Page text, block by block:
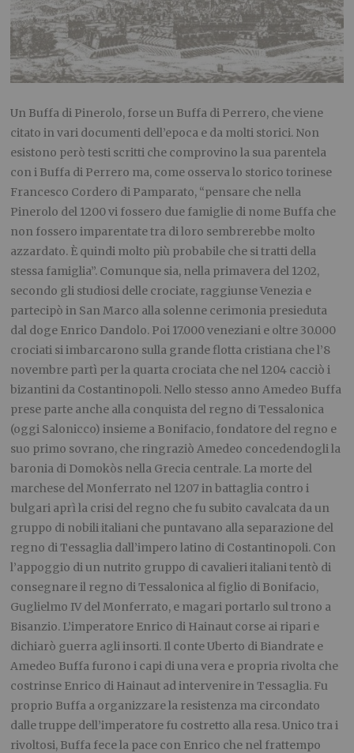
Un Buffa di Pinerolo, forse un Buffa di Perrero, che viene
citato in vari documenti dell’epoca e da molti storici. Non
esistono però testi scritti che comprovino la sua parentela
con i Buffa di Perrero ma, come osserva lo storico torinese
Francesco Cordero di Pamparato, “pensare che nella
Pinerolo del 1200 vi fossero due famiglie di nome Buffa che
non fossero imparentate tra di loro sembrerebbe molto
azzardato. È quindi molto più probabile che si tratti della
stessa famiglia”. Comunque sia, nella primavera del 1202,
secondo gli studiosi delle crociate, raggiunse Venezia e
partecipò in San Marco alla solenne cerimonia presieduta
dal doge Enrico Dandolo. Poi 17.000 veneziani e oltre 30.000
crociati si imbarcarono sulla grande flotta cristiana che l’8
novembre partì per la quarta crociata che nel 1204 cacciò i
bizantini da Costantinopoli. Nello stesso anno Amedeo Buffa
prese parte anche alla conquista del regno di Tessalonica
(oggi Salonicco) insieme a Bonifacio, fondatore del regno e
suo primo sovrano, che ringraziò Amedeo concedendogli la
baronia di Domokòs nella Grecia centrale. La morte del
marchese del Monferrato nel 1207 in battaglia contro i
bulgari aprì la crisi del regno che fu subito cavalcata da un
gruppo di nobili italiani che puntavano alla separazione del
regno di Tessaglia dall’impero latino di Costantinopoli. Con
l’appoggio di un nutrito gruppo di cavalieri italiani tentò di
consegnare il regno di Tessalonica al figlio di Bonifacio,
Guglielmo IV del Monferrato, e magari portarlo sul trono a
Bisanzio. L’imperatore Enrico di Hainaut corse ai ripari e
dichiarò guerra agli insorti. Il conte Uberto di Biandrate e
Amedeo Buffa furono i capi di una vera e propria rivolta che
costrinse Enrico di Hainaut ad intervenire in Tessaglia. Fu
proprio Buffa a organizzare la resistenza ma circondato
dalle truppe dell’imperatore fu costretto alla resa. Unico tra i
rivoltosi, Buffa fece la pace con Enrico che nel frattempo